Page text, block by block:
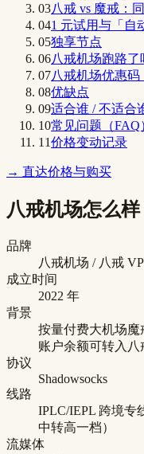
03八戒 vs 魔戒：
041 元试用与「自
05独享节点
06八戒机场跑路了
07八戒机场优惠码
08优缺点
09适合谁 / 不适合
10常见问题（FAQ
11价格变动记录
→ 直达价格与购买
八戒机场怎么
品牌
八戒机场 / 八戒
成立时间
2022 年
背景
按量付费大机场
账户余额可转入八
协议
Shadowsocks
线路
IPLC/IEPL 跨境专
中转高一档）
流媒体